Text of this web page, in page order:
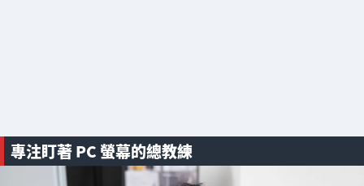
專注盯著 PC 螢幕的總教練